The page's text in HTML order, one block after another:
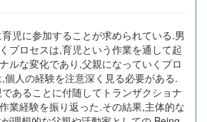
児に参加することが求められている.男
プロセスは,育児という作業を通して起
ルな変化であり,父親になっていくプロ
個人の経験を注意深く見る必要がある.
あることに付随してトランザクショナ
業経験を振り返った.その結果,主体的な